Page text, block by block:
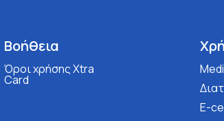
Βοήθεια
Όροι χρήσης Xtra
Card
E-